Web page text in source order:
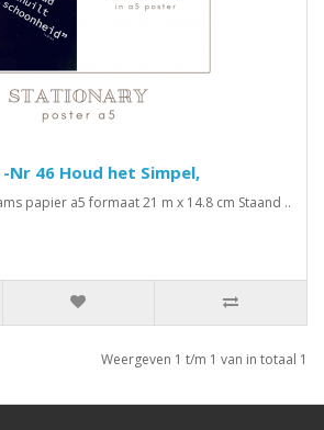
Nr 46 Houd het Simpel,
papier a5 formaat 21 m x 14.8 cm Staand ..
Weergeven 1 t/m 1 van in totaal 1